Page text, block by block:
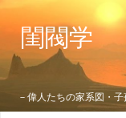
閨閥学
－偉人たちの家系図・